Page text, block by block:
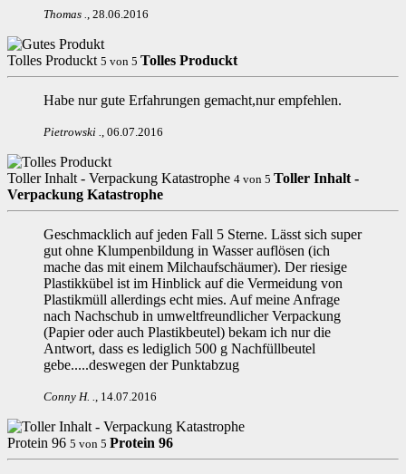
Thomas ., 28.06.2016
Tolles Produckt 5 von 5 Tolles Produckt
Habe nur gute Erfahrungen gemacht,nur empfehlen.
Pietrowski ., 06.07.2016
Toller Inhalt - Verpackung Katastrophe 4 von 5 Toller Inhalt -
Verpackung Katastrophe
Geschmacklich auf jeden Fall 5 Sterne. Lässt sich super
gut ohne Klumpenbildung in Wasser auflösen (ich
mache das mit einem Milchaufschäumer). Der riesige
Plastikkübel ist im Hinblick auf die Vermeidung von
Plastikmüll allerdings echt mies. Auf meine Anfrage
nach Nachschub in umweltfreundlicher Verpackung
(Papier oder auch Plastikbeutel) bekam ich nur die
Antwort, dass es lediglich 500 g Nachfüllbeutel
gebe.....deswegen der Punktabzug
Conny H. ., 14.07.2016
Protein 96 5 von 5 Protein 96